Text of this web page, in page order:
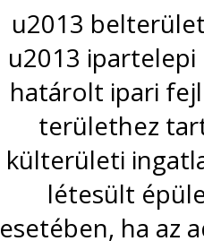
u2013
u2013
határolt ipari
területhez
külterületi
létesült
esetében, ha az